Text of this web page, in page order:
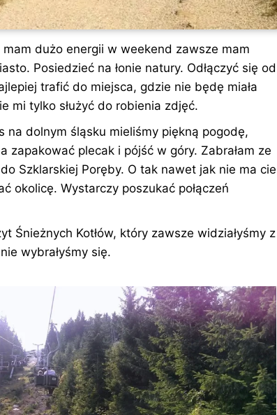
mam dużo energii w weekend zawsze mam
Posiedzieć na łonie natury. Odłączyć się od
trafić do miejsca, gdzie nie będę miała
mi tylko służyć do robienia zdjęć.
na dolnym śląsku mieliśmy piękną pogodę,
zapakować plecak i pójść w góry. Zabrałam ze
Szklarskiej Poręby. O tak nawet jak nie ma cie
okolicę. Wystarczy poszukać połączeń
Śnieżnych Kotłów, który zawsze widziałyśmy z
wybrałyśmy się.